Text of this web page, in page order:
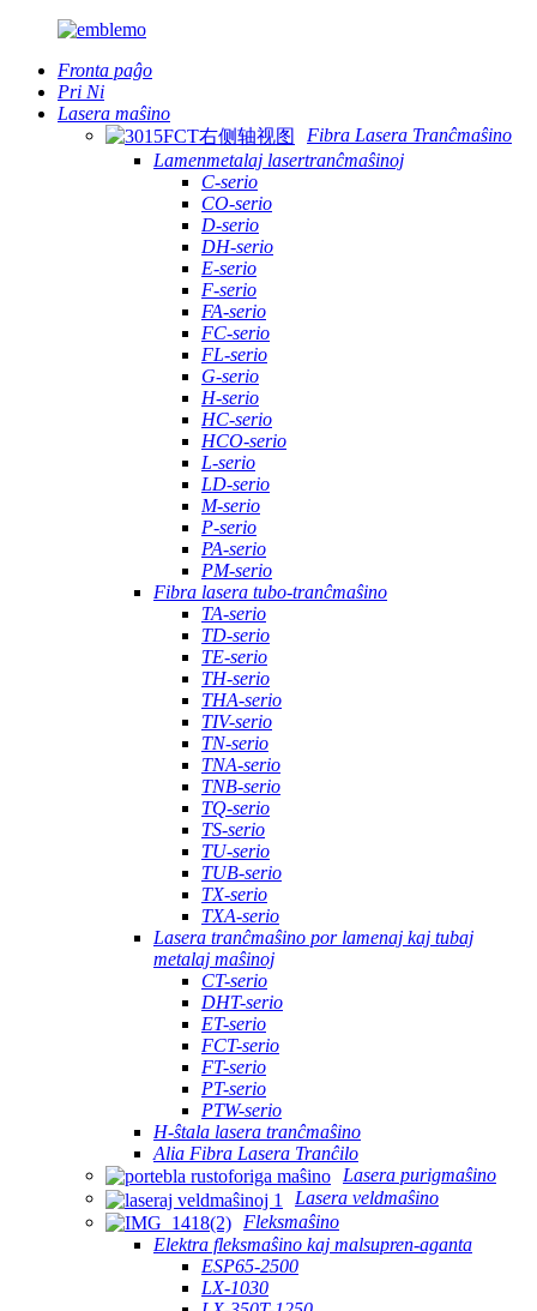
Fronta paĝo
Pri Ni
Lasera maŝino
Fibra Lasera Tranĉmaŝino
Lamenmetalaj lasertranĉmaŝinoj
C-serio
CO-serio
D-serio
DH-serio
E-serio
F-serio
FA-serio
FC-serio
FL-serio
G-serio
H-serio
HC-serio
HCO-serio
L-serio
LD-serio
M-serio
P-serio
PA-serio
PM-serio
Fibra lasera tubo-tranĉmaŝino
TA-serio
TD-serio
TE-serio
TH-serio
THA-serio
TIV-serio
TN-serio
TNA-serio
TNB-serio
TQ-serio
TS-serio
TU-serio
TUB-serio
TX-serio
TXA-serio
Lasera tranĉmaŝino por lamenaj kaj tubaj
metalaj maŝinoj
CT-serio
DHT-serio
ET-serio
FCT-serio
FT-serio
PT-serio
PTW-serio
H-ŝtala lasera tranĉmaŝino
Alia Fibra Lasera Tranĉilo
Lasera purigmaŝino
Lasera veldmaŝino
Fleksmaŝino
Elektra fleksmaŝino kaj malsupren-aganta
ESP65-2500
LX-1030